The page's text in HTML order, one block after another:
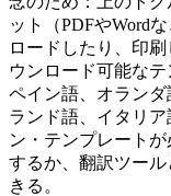
ット（PDFやWord
ロードしたり、印
ウンロード可能な
ペイン語、オラン
ランド語、イタリ
ン・テンプレート
するか、翻訳ツー
きる。